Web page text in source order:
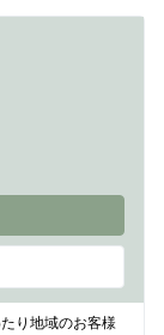
り地域のお客様